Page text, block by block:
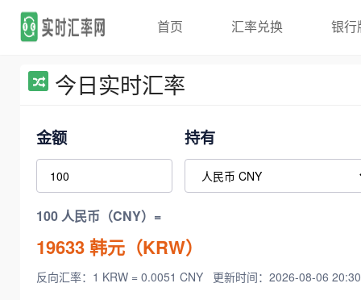
首页 汇率兑换 银行
今日实时汇率
金额 持有
100 人民币（CNY）=
19633韩元（KRW）
反向汇率：1 KRW = 0.0051 CNY 更新时间：2026-08-06